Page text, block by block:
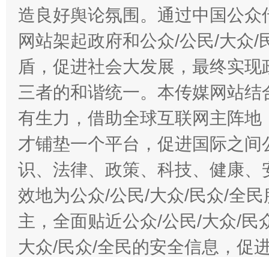
造良好舆论氛围。通过中国公
网站架起政府和公众/公民/大众
盾，促进社会大发展，最终实
三者的和谐统一。本传媒网站
有生力，借助全球互联网主阵
才铺垫一个平台，促进国际之
识、法律、政策、科技、健康
效地为公众/公民/大众/民众/全
主，全面贴近公众/公民/大众/民
大众/民众/全民的安全信息，促